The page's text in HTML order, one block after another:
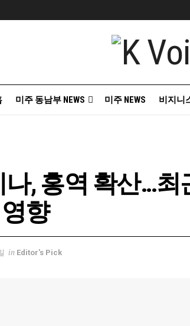
미주 동남부 NEWS 미주 NEWS 비지니
, 홍역 확산…최
향
in Editor's Pick